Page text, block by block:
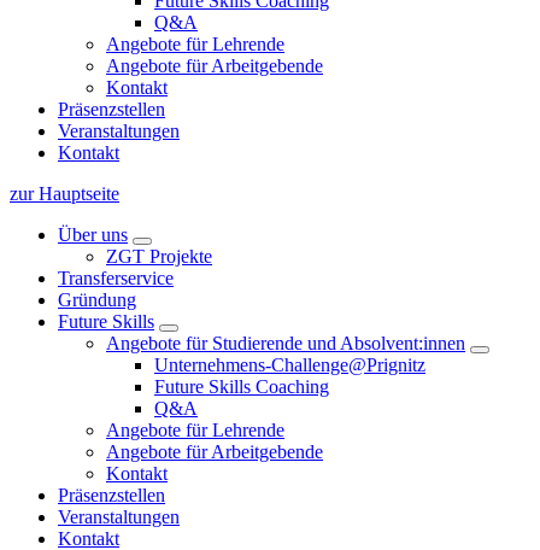
Q&A
Angebote für Lehrende
Angebote für Arbeitgebende
Kontakt
Präsenzstellen
Veranstaltungen
Kontakt
zur Hauptseite
Über uns
ZGT Projekte
Transferservice
Gründung
Future Skills
Angebote für Studierende und Absolvent:innen
Unternehmens-Challenge@Prignitz
Future Skills Coaching
Q&A
Angebote für Lehrende
Angebote für Arbeitgebende
Kontakt
Präsenzstellen
Veranstaltungen
Kontakt